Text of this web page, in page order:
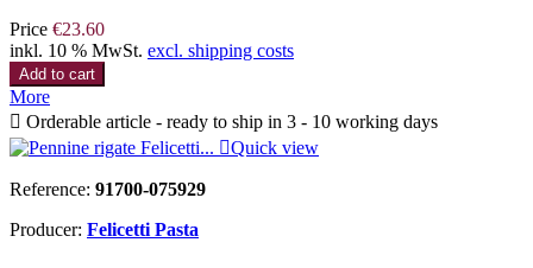
Price €23.60
inkl. 10 % MwSt. excl. shipping costs
Add to cart
More
 Orderable article - ready to ship in 3 - 10 working days
Quick view
Reference: 91700-075929
Producer: Felicetti Pasta